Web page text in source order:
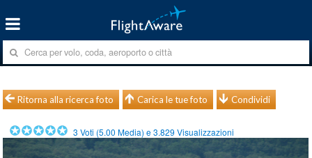
Ritorna alla ricerca foto Carica le tue foto Condividi
3 Voti (5.00 Media) e3.829 Visualizzazioni